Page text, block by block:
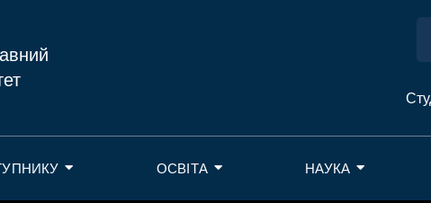
ОСВІТА НАУКА